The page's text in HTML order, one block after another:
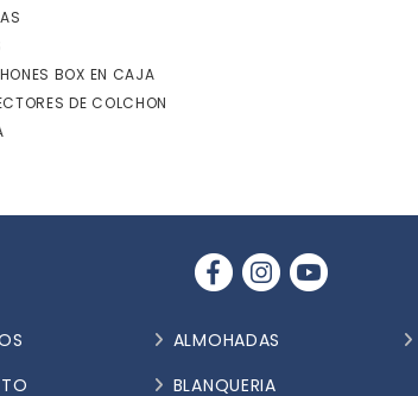
BOX EN CAJA
DE COLCHON
ALMOHADAS
BLANQUERIA